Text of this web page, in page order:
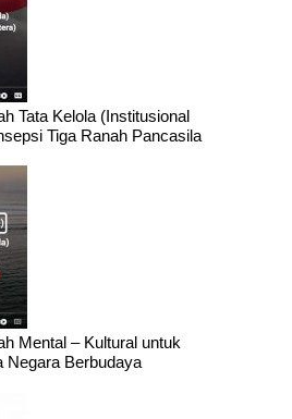
Tata Kelola (Institusional
Tiga Ranah Pancasila
Mental – Kultural untuk
Negara Berbudaya